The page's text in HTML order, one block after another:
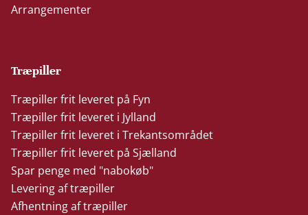
Arrangementer
Træpiller
Træpiller frit leveret på Fyn
Træpiller frit leveret i Jylland
Træpiller frit leveret i Trekantsområdet
Træpiller frit leveret på Sjælland
Spar penge med "nabokøb"
Levering af træpiller
Afhentning af træpiller